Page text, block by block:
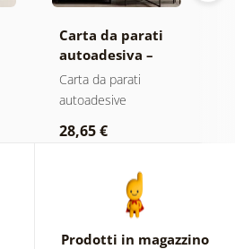
Carta da parati
autoadesiva –
Foresta nella
nebbia
Carta da parati
autoadesive
28,65 €
Prodotti in magazzino